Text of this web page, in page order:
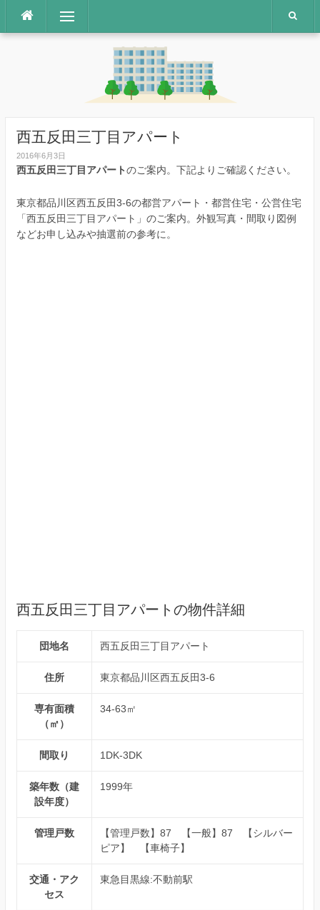
テ
メニュー
西五反田三丁目アパート
2016年6月3日
西五反田三丁目アパートのご案内。下記よりご確認ください。
東京都品川区西五反田3-6の都営アパート・都営住宅・公営住宅
「西五反田三丁目アパート」のご案内。外観写真・間取り図例
などお申し込みや抽選前の参考に。
西五反田三丁目アパートの物件詳細
団地名 西五反田三丁目アパート
住所 東京都品川区西五反田3-6
専有面積
（㎡）
34-63㎡
間取り 1DK-3DK
築年数（建
設年度）
1999年
管理戸数
【管理戸数】87 【一般】87 【シルバー
ピア】 【車椅子】
交通・アク
セス
東急目黒線:不動前駅